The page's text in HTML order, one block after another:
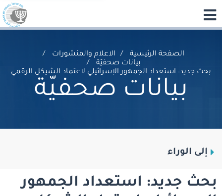
الصفحة الرئيسية
الاعلام والمنشورات
بيانات صحفيّة
بحث جديد: استعداد الجمهور الإسرائيلي لاعتماد الشيكل الرقمي
بيانات صحفيّة
إلى الوراء
بحث جديد: استعداد الجمهور